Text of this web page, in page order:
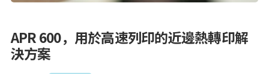
APR 600，用於高速列印的近邊熱轉印解
決方案